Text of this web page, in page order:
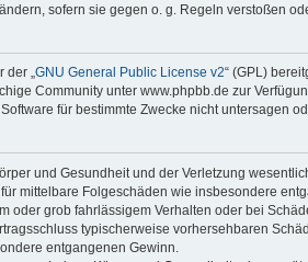
sofern sie gegen o. g. Regeln verstoßen
der „GNU General Public License v2“ (GPL)
Community unter www.phpbb.de zur
für bestimmte Zwecke nicht untersagen
und Gesundheit und der Verletzung
mittelbare Folgeschäden wie insbesondere
oder grob fahrlässigem Verhalten oder bei
typischerweise vorhersehbaren
entgangenen Gewinn.